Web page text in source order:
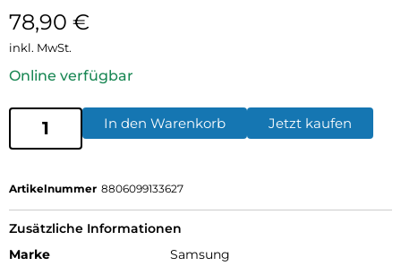
78,90 €
inkl. MwSt.
Online verfügbar
In den Warenkorb Jetzt kaufen
Artikelnummer 8806099133627
Zusätzliche Informationen
Marke
Samsung